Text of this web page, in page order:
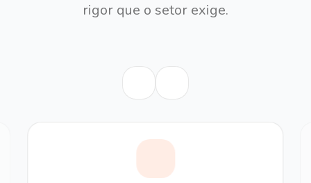
rigor que o setor exige.